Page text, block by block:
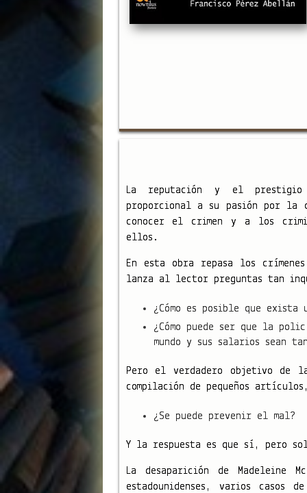
La reputación y el prestigio
proporcional a su pasión por la
conocer el crimen y a los
ellos.
En esta obra repasa los
lanza al lector preguntas tan
¿Cómo es posible que exista
¿Cómo puede ser que la
mundo y sus salarios sean
Pero el verdadero objetivo de
compilación de pequeños
¿Se puede prevenir el mal?
Y la respuesta es que sí, pero
La desaparición de Madeleine
estadounidenses, varios casos